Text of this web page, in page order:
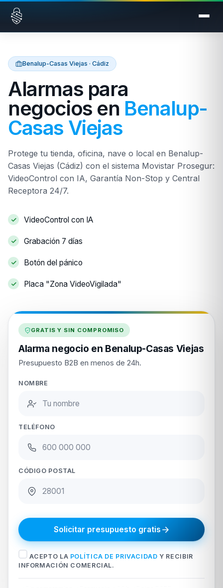
Saltar al contenido
Benalup-Casas Viejas · Cádiz
Alarmas para
negocios en Benalup-
Casas Viejas
Protege tu tienda, oficina, nave o local en Benalup-
Casas Viejas (Cádiz) con el sistema Movistar Prosegur:
VideoControl con IA, Garantía Non-Stop y Central
Receptora 24/7.
VideoControl con IA
Grabación 7 días
Botón del pánico
Placa "Zona VideoVigilada"
GRATIS Y SIN COMPROMISO
Alarma negocio en Benalup-Casas Viejas
Presupuesto B2B en menos de 24h.
NOMBRE
TELÉFONO
CÓDIGO POSTAL
Solicitar presupuesto gratis
ACEPTO LA POLÍTICA DE PRIVACIDAD Y RECIBIR
INFORMACIÓN COMERCIAL.